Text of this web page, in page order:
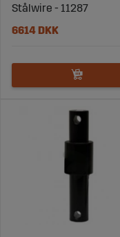
Stålwire - 11287
6614 DKK